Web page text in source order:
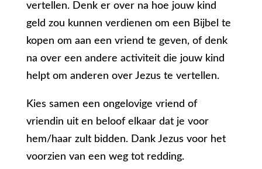
vertellen. Denk er over na hoe jouw kind
geld zou kunnen verdienen om een Bijbel te
kopen om aan een vriend te geven, of denk
na over een andere activiteit die jouw kind
helpt om anderen over Jezus te vertellen.
Kies samen een ongelovige vriend of
vriendin uit en beloof elkaar dat je voor
hem/haar zult bidden. Dank Jezus voor het
voorzien van een weg tot redding.